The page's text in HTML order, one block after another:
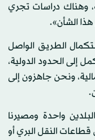
وهناك دراسات تجري
الشأن».
الطريق الواصل
إلى الحدود الدولية،
ونحن جاهزون إلى
واحدة ومصيرنا
قطاعات النقل البري أو